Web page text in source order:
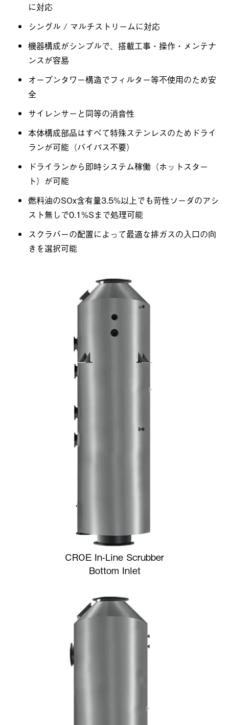
に対応
シングル / マルチストリームに対応
機器構成がシンプルで、搭載工事・操作・メンテナ
ンスが容易
オープンタワー構造でフィルター等不使用のため安
全
サイレンサーと同等の消音性
本体構成部品はすべて特殊ステンレスのためドライ
ランが可能（バイパス不要）
ドライランから即時システム稼働（ホットスター
ト）が可能
燃料油のSOx含有量3.5%以上でも苛性ソーダのアシ
スト無しで0.1%Sまで処理可能
スクラバーの配置によって最適な排ガスの入口の向
きを選択可能
CROE In-Line Scrubber
Bottom Inlet